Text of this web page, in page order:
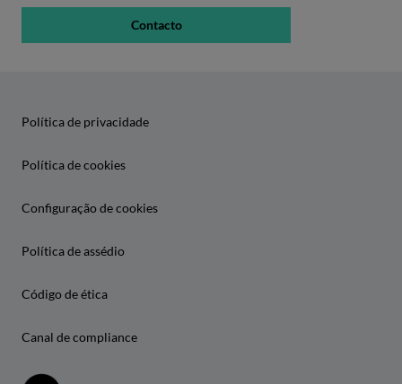
Contacto
Política de privacidade
Política de cookies
Configuração de cookies
Política de assédio
Código de ética
Canal de compliance